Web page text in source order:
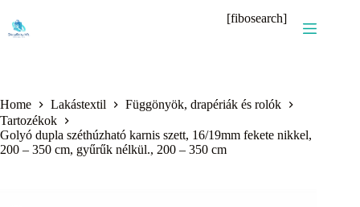
content
[fibosearch]
Home Lakástextil
Függönyök, drapériák és rolók
Tartozékok
Golyó dupla széthúzható karnis szett, 16/19mm fekete nikkel,
200 – 350 cm, gyűrűk nélkül., 200 – 350 cm